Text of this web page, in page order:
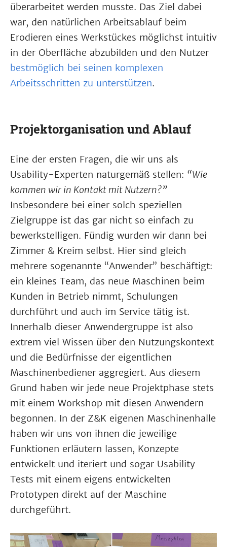
überarbeitet werden musste. Das Ziel dabei
war, den natürlichen Arbeitsablauf beim
Erodieren eines Werkstückes möglichst intuitiv
in der Oberfläche abzubilden und den Nutzer
bestmöglich bei seinen komplexen
Arbeitsschritten zu unterstützen.
Projektorganisation und Ablauf
Eine der ersten Fragen, die wir uns als
Usability-Experten naturgemäß stellen: “Wie
kommen wir in Kontakt mit Nutzern?”
Insbesondere bei einer solch speziellen
Zielgruppe ist das gar nicht so einfach zu
bewerkstelligen. Fündig wurden wir dann bei
Zimmer & Kreim selbst. Hier sind gleich
mehrere sogenannte “Anwender” beschäftigt:
ein kleines Team, das neue Maschinen beim
Kunden in Betrieb nimmt, Schulungen
durchführt und auch im Service tätig ist.
Innerhalb dieser Anwendergruppe ist also
extrem viel Wissen über den Nutzungskontext
und die Bedürfnisse der eigentlichen
Maschinenbediener aggregiert. Aus diesem
Grund haben wir jede neue Projektphase stets
mit einem Workshop mit diesen Anwendern
begonnen. In der Z&K eigenen Maschinenhalle
haben wir uns von ihnen die jeweilige
Funktionen erläutern lassen, Konzepte
entwickelt und iteriert und sogar Usability
Tests mit einem eigens entwickelten
Prototypen direkt auf der Maschine
durchgeführt.